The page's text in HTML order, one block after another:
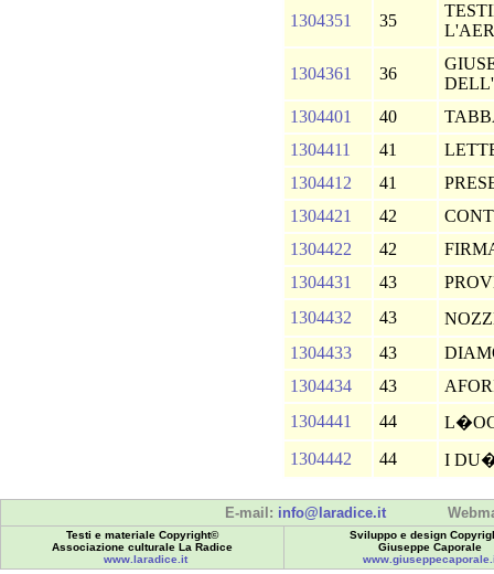
1304351 35
1304361 36
1304401
40
1304411
41
1304412
41
1304421
42
1304422
42
1304431
43
1304432
43
1304433
43
1304434
43
1304441
44
1304442
44 I
E-mail: info@laradice.it
Testi e materiale Copyright©
Associazione culturale La Radice
www.laradice.it
Sviluppo e design
Giuseppe Caporale